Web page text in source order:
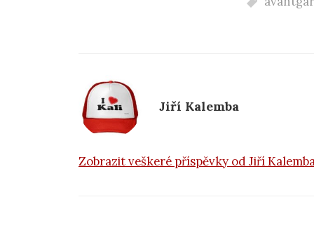
o
k Jiří Kalemba
Zobrazit veškeré příspěvky od Jiří